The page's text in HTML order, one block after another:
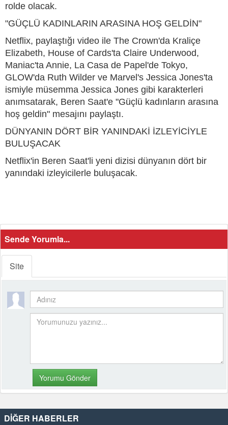
rolde olacak.
"GÜÇLÜ KADINLARIN ARASINA HOŞ GELDİN"
Netflix, paylaştığı video ile The Crown'da Kraliçe
Elizabeth, House of Cards'ta Claire Underwood,
Maniac'ta Annie, La Casa de Papel'de Tokyo,
GLOW'da Ruth Wilder ve Marvel's Jessica Jones'ta
ismiyle müsemma Jessica Jones gibi karakterleri
anımsatarak, Beren Saat'e "Güçlü kadınların arasına
hoş geldin" mesajını paylaştı.
DÜNYANIN DÖRT BİR YANINDAKİ İZLEYİCİYLE
BULUŞACAK
Netflix'in Beren Saat'li yeni dizisi dünyanın dört bir
yanındaki izleyicilerle buluşacak.
Sende Yorumla...
Site
DİĞER HABERLER